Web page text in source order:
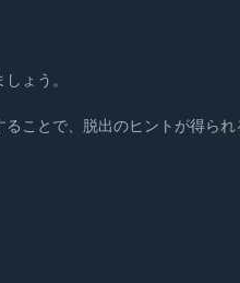
ょう。
ことで、脱出のヒントが得られ